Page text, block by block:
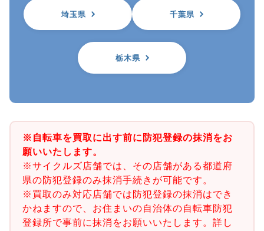
埼玉県 千葉県
栃木県
※自転車を買取に出す前に防犯登録の抹消をお
願いいたします。
※サイクルズ店舗では、その店舗がある都道府
県の防犯登録のみ抹消手続きが可能です。
※買取のみ対応店舗では防犯登録の抹消はでき
かねますので、お住まいの自治体の自転車防犯
登録所で事前に抹消をお願いいたします。詳し